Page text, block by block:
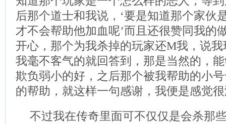
后那个道士和我说，‘要是知道那个家伙
才不会帮助他加血呢’而且还很赞同我的
开心，那个为我杀掉的玩家还M我，说
我毫不客气的就回答到，那是当然的，
欺负弱小的好，之后那个被我帮助的小
的帮助，就这样一句感谢，我便是感觉
不过我在传奇里面可不仅仅是会杀那